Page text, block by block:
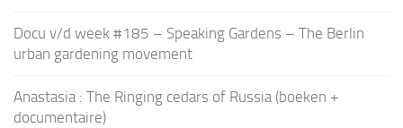
Docu v/d week #185 – Speaking Gardens – The Berlin
urban gardening movement
Anastasia : The Ringing cedars of Russia (boeken +
documentaire)